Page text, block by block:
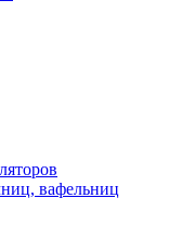
вафельниц